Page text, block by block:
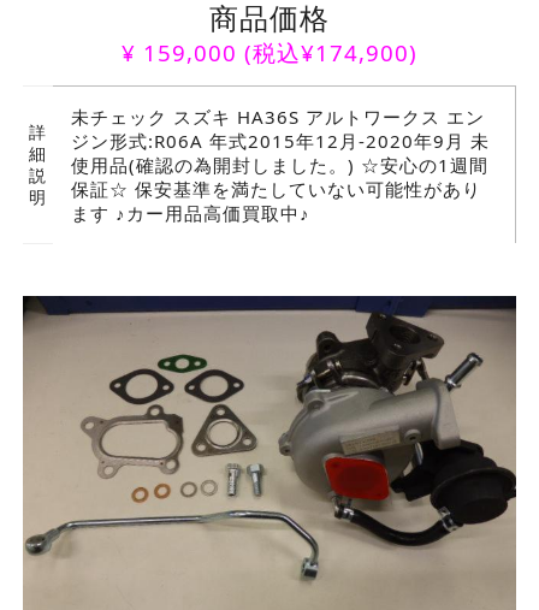
商品価格
¥ 159,000 (税込¥174,900)
詳
細
説
明
未チェック スズキ HA36S アルトワークス エン
ジン形式:R06A 年式2015年12月-2020年9月 未
使用品(確認の為開封しました。) ☆安心の1週間
保証☆ 保安基準を満たしていない可能性があり
ます ♪カー用品高価買取中♪